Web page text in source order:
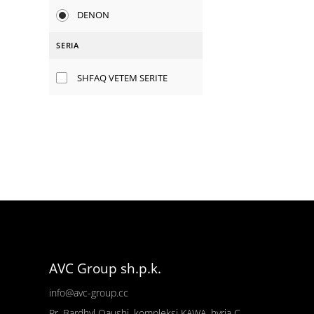
DENON
SERIA
SHFAQ VETEM SERITE
AVC Group sh.p.k.
info@avc-group.cc